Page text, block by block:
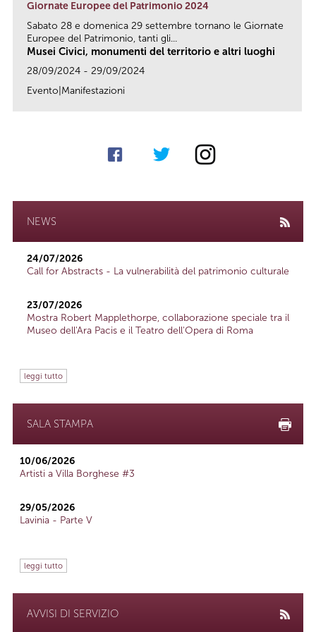
Giornate Europee del Patrimonio 2024
Sabato 28 e domenica 29 settembre tornano le Giornate
Europee del Patrimonio, tanti gli...
Musei Civici, monumenti del territorio e altri luoghi
28/09/2024 - 29/09/2024
Evento|Manifestazioni
NEWS
24/07/2026
Call for Abstracts - La vulnerabilità del patrimonio culturale
23/07/2026
Mostra Robert Mapplethorpe, collaborazione speciale tra il
Museo dell'Ara Pacis e il Teatro dell'Opera di Roma
leggi tutto
SALA STAMPA
10/06/2026
Artisti a Villa Borghese #3
29/05/2026
Lavinia - Parte V
leggi tutto
AVVISI DI SERVIZIO